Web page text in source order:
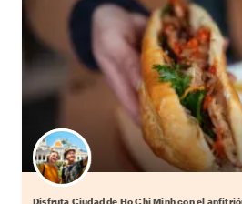
Elige tu local favorito
Disfruta Ciudad de Ho Chi Minh con el